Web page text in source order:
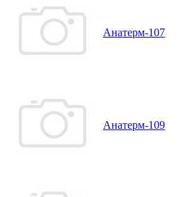
Анатерм-107
Анатерм-109